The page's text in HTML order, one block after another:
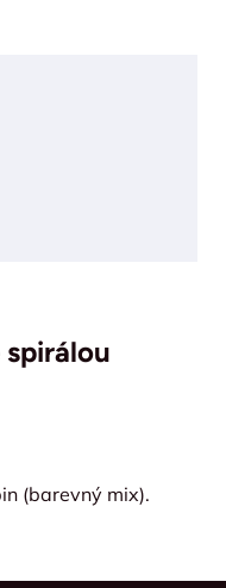
spirálou
(barevný mix).